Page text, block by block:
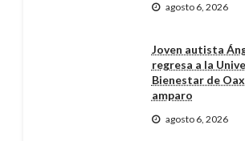
agosto 6, 2026
Joven autista
regresa a la
Bienestar de
amparo
agosto 6, 2026